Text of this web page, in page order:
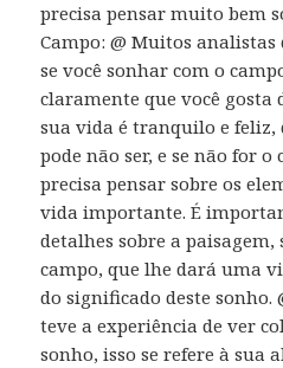
precisa pensar muito bem
Campo: @ Muitos
se você sonhar com o
claramente que você gosta
sua vida é tranquilo e feliz,
pode não ser, e se não for o
precisa pensar sobre os
vida importante. É
detalhes sobre a
campo, que lhe dará uma
do significado deste sonho.
teve a experiência de ver
sonho, isso se refere à sua